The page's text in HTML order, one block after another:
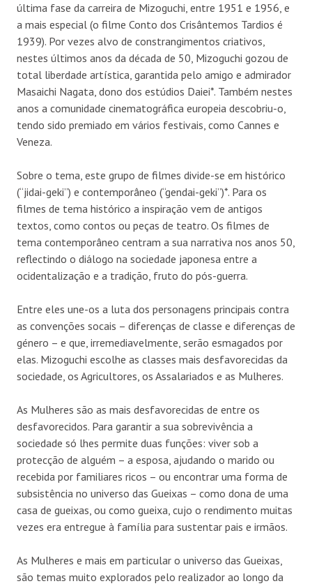
última fase da carreira de Mizoguchi, entre 1951 e 1956, e
a mais especial (o filme Conto dos Crisântemos Tardios é
1939). Por vezes alvo de constrangimentos criativos,
nestes últimos anos da década de 50, Mizoguchi gozou de
total liberdade artística, garantida pelo amigo e admirador
Masaichi Nagata, dono dos estúdios Daiei*. Também nestes
anos a comunidade cinematográfica europeia descobriu-o,
tendo sido premiado em vários festivais, como Cannes e
Veneza.
Sobre o tema, este grupo de filmes divide-se em histórico
(“jidai-geki”) e contemporâneo (“gendai-geki”)*. Para os
filmes de tema histórico a inspiração vem de antigos
textos, como contos ou peças de teatro. Os filmes de
tema contemporâneo centram a sua narrativa nos anos 50,
reflectindo o diálogo na sociedade japonesa entre a
ocidentalização e a tradição, fruto do pós-guerra.
Entre eles une-os a luta dos personagens principais contra
as convenções socais – diferenças de classe e diferenças de
género – e que, irremediavelmente, serão esmagados por
elas. Mizoguchi escolhe as classes mais desfavorecidas da
sociedade, os Agricultores, os Assalariados e as Mulheres.
As Mulheres são as mais desfavorecidas de entre os
desfavorecidos. Para garantir a sua sobrevivência a
sociedade só lhes permite duas funções: viver sob a
protecção de alguém – a esposa, ajudando o marido ou
recebida por familiares ricos – ou encontrar uma forma de
subsistência no universo das Gueixas – como dona de uma
casa de gueixas, ou como gueixa, cujo o rendimento muitas
vezes era entregue à família para sustentar pais e irmãos.
As Mulheres e mais em particular o universo das Gueixas,
são temas muito explorados pelo realizador ao longo da